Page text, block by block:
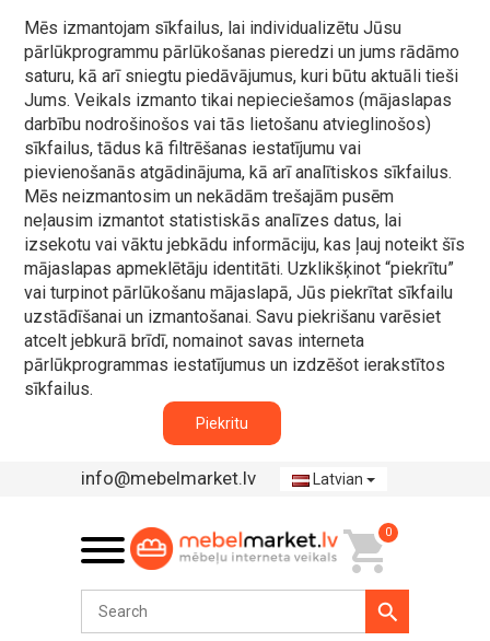
Mēs izmantojam sīkfailus, lai individualizētu Jūsu
pārlūkprogrammu pārlūkošanas pieredzi un jums rādāmo
saturu, kā arī sniegtu piedāvājumus, kuri būtu aktuāli tieši
Jums. Veikals izmanto tikai nepieciešamos (mājaslapas
darbību nodrošinošos vai tās lietošanu atvieglinošos)
sīkfailus, tādus kā filtrēšanas iestatījumu vai
pievienošanās atgādinājuma, kā arī analītiskos sīkfailus.
Mēs neizmantosim un nekādām trešajām pusēm
neļausim izmantot statistiskās analīzes datus, lai
izsekotu vai vāktu jebkādu informāciju, kas ļauj noteikt šīs
mājaslapas apmeklētāju identitāti. Uzklikšķinot “piekrītu”
vai turpinot pārlūkošanu mājaslapā, Jūs piekrītat sīkfailu
uzstādīšanai un izmantošanai. Savu piekrišanu varēsiet
atcelt jebkurā brīdī, nomainot savas interneta
pārlūkprogrammas iestatījumus un izdzēšot ierakstītos
sīkfailus.
Piekritu
info@mebelmarket.lv Latvian
0